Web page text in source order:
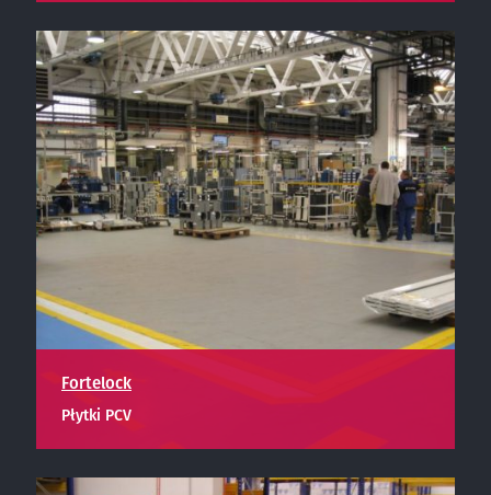
Fortelock
Płytki PCV